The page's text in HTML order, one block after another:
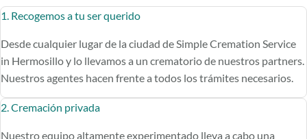
1. Recogemos a tu ser querido
Desde cualquier lugar de la ciudad de Simple Cremation Service
in Hermosillo y lo llevamos a un crematorio de nuestros partners.
Nuestros agentes hacen frente a todos los trámites necesarios.
2. Cremación privada
Nuestro equipo altamente experimentado lleva a cabo una